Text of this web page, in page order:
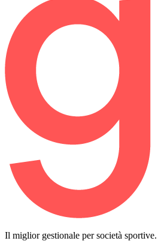
Il miglior gestionale per società sportive.